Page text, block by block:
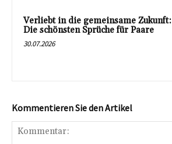
Verliebt in die gemeinsame Zukunft:
Die schönsten Sprüche für Paare
30.07.2026
Kommentieren Sie den Artikel